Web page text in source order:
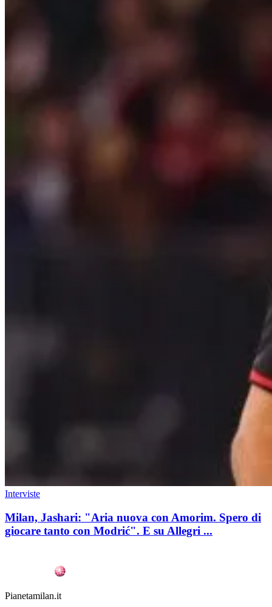
Interviste
Milan, Jashari: "Aria nuova con Amorim. Spero di
giocare tanto con Modrić". E su Allegri ...
Pianetamilan.it